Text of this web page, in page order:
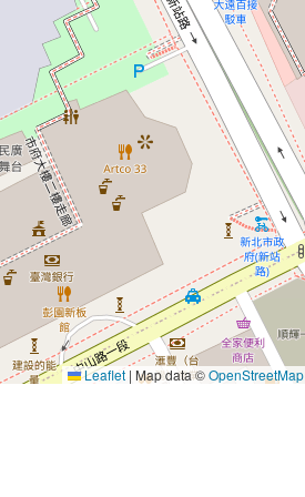
Leaflet | Map data ©OpenStreetMap